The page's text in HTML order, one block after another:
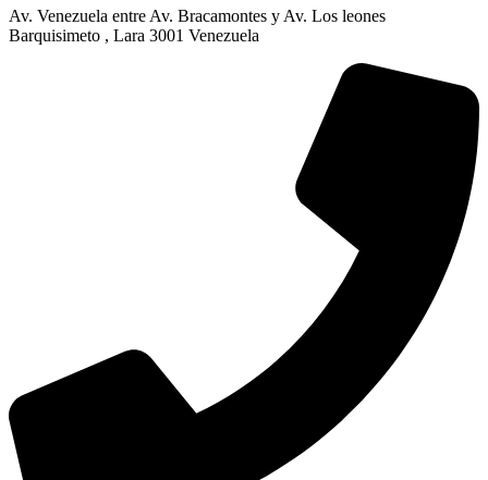
Av. Venezuela entre Av. Bracamontes y Av. Los leones
Barquisimeto , Lara 3001 Venezuela